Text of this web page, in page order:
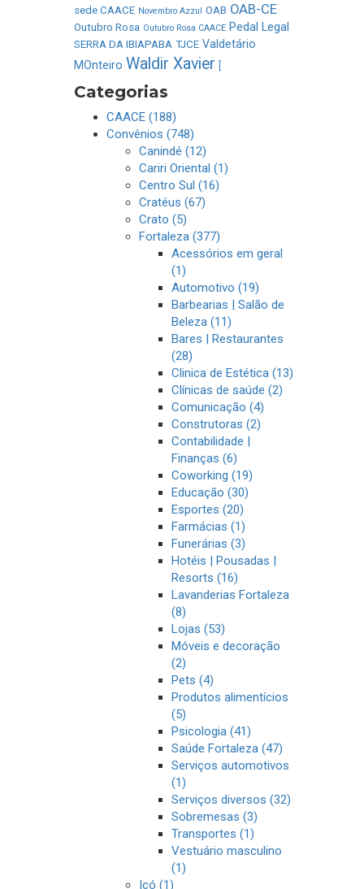
sede CAACE Novembro Azzul OAB OAB-CE
Outubro Rosa Outubro Rosa CAACE Pedal Legal
SERRA DA IBIAPABA TJCE Valdetário
MOnteiro Waldir Xavier
Categorias
CAACE (188)
Convênios (748)
Canindé (12)
Cariri Oriental (1)
Centro Sul (16)
Cratéus (67)
Crato (5)
Fortaleza (377)
Acessórios em geral
(1)
Automotivo (19)
Barbearias | Salão de
Beleza (11)
Bares | Restaurantes
(28)
Clinica de Estética (13)
Clínicas de saúde (2)
Comunicação (4)
Construtoras (2)
Contabilidade |
Finanças (6)
Coworking (19)
Educação (30)
Esportes (20)
Farmácias (1)
Funerárias (3)
Hotéis | Pousadas |
Resorts (16)
Lavanderias Fortaleza
(8)
Lojas (53)
Móveis e decoração
(2)
Pets (4)
Produtos alimentícios
(5)
Psicologia (41)
Saúde Fortaleza (47)
Serviços automotivos
(1)
Serviços diversos (32)
Sobremesas (3)
Transportes (1)
Vestuário masculino
(1)
Icó (1)